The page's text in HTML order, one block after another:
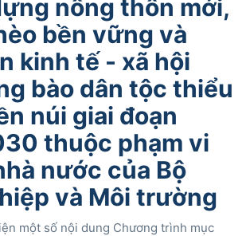
nông thôn mới,
bền vững và
kinh tế - xã hội
bào dân tộc thiểu
núi giai đoạn
thuộc phạm vi
nước của Bộ
và Môi trường
một số nội dung Chương trình mục